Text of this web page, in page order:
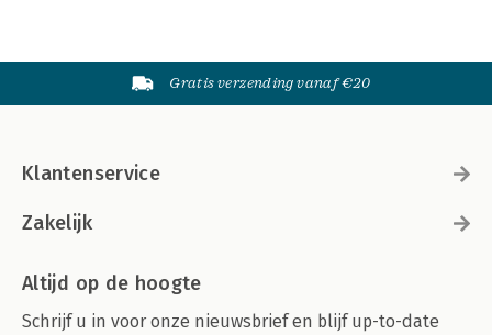
Gratis verzending vanaf €20
Klantenservice
Zakelijk
Altijd op de hoogte
Schrijf u in voor onze nieuwsbrief en blijf up-to-date